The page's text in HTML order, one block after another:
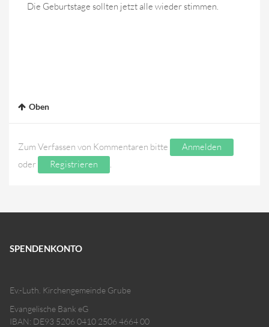
Die Geburtstage sollten jetzt alle wieder stimmen.
Oben
Zum Verfassen von Kommentaren bitte
Anmelden
oder
Registrieren .
SPENDENKONTO
Ev.-Luth. Kirchengemeinde Grube
Evangelische Bank eG
IBAN: DE93 5206 0410 2506 4664 00